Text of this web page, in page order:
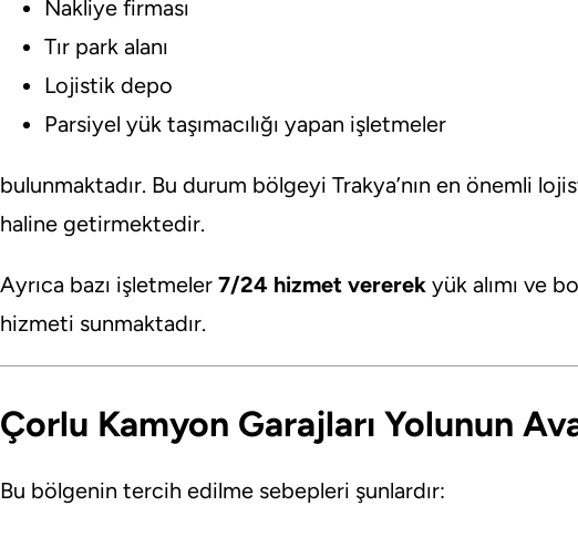
Nakliye firması
Tır park alanı
Lojistik depo
Parsiyel yük taşımacılığı yapan işletmeler
bulunmaktadır. Bu durum bölgeyi Trakya’nın en önemli
haline getirmektedir.
Ayrıca bazı işletmeler 7/24 hizmet vererek yük alımı ve
hizmeti sunmaktadır.
Çorlu Kamyon Garajları Yolunun
Bu bölgenin tercih edilme sebepleri şunlardır: